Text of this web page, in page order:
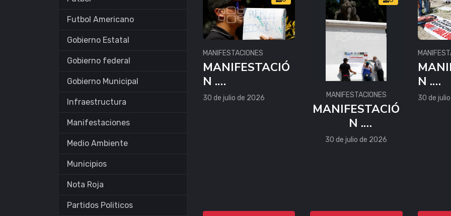
Futbol Americano
Gobierno Estatal
Gobierno federal
Gobierno Municipal
Infraestructura
Manifestaciones
Medio Ambiente
Municipios
Nota Roja
Partidos Politicos
MANIFESTACIONES
MANIFESTACIÓ
N .
AMBIENTALIST
30 de julio de 2026 MANIFESTACIONES
MANIFESTACIÓ
N .
AMBIENTALIST
30 de julio de 2026
N .
30 de